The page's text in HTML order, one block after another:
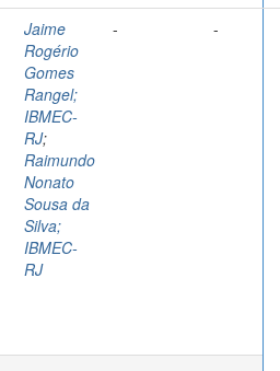
Jaime
Rogério
Gomes
Rangel;
IBMEC-
RJ;
Raimundo
Nonato
Sousa da
Silva;
IBMEC-
RJ
- -